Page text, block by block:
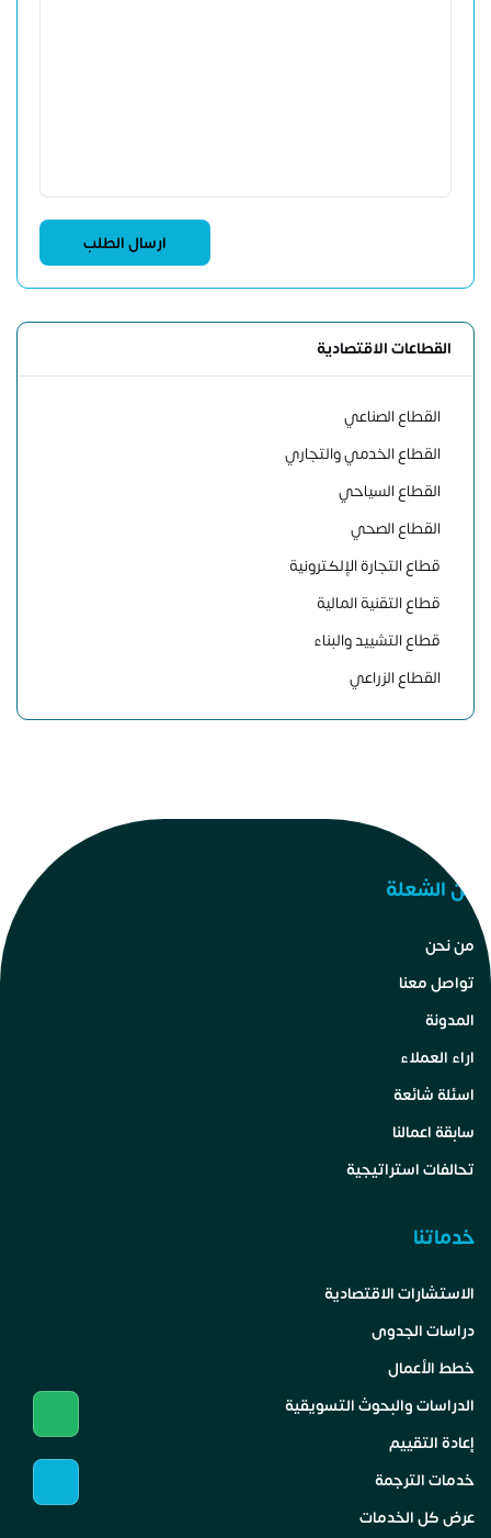
القطاعات الاقتصادية
القطاع الصناعي
القطاع الخدمي والتجاري
القطاع السياحي
القطاع الصحي
قطاع التجارة الإلكترونية
قطاع التقنية المالية
قطاع التشييد والبناء
القطاع الزراعي
عن الشعلة
من نحن
تواصل معنا
المدونة
اراء العملاء
اسئلة شائعة
سابقة اعمالنا
تحالفات استراتيجية
خدماتنا
الاستشارات الاقتصادية
دراسات الجدوى
خطط الأعمال
الدراسات والبحوث التسويقية
إعادة التقييم
خدمات الترجمة
عرض كل الخدمات